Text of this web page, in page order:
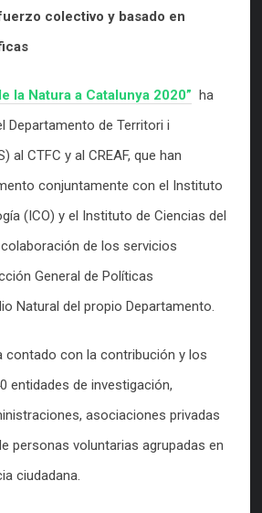
colectivo y basado en
la Natura a Catalunya 2020” ha
Departamento de Territori i
al CTFC y al CREAF, que han
conjuntamente con el Instituto
(ICO) y el Instituto de Ciencias del
de los servicios
General de Políticas
Natural del propio Departamento.
contado con la contribución y los
entidades de investigación,
asociaciones privadas
personas voluntarias agrupadas en
ciudadana.